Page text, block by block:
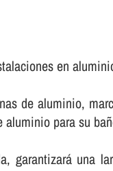
en
de aluminio,
para su
garantizará una